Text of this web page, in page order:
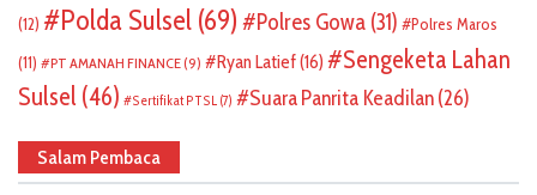
(12)
Polda Sulsel (69) Polres Gowa (31)
Polres Maros
(11)
PT AMANAH FINANCE(9) Ryan Latief(16)
Sengeketa Lahan
Sulsel (46) Sertifikat PTSL (7) Suara Panrita Keadilan(26)
Salam Pembaca